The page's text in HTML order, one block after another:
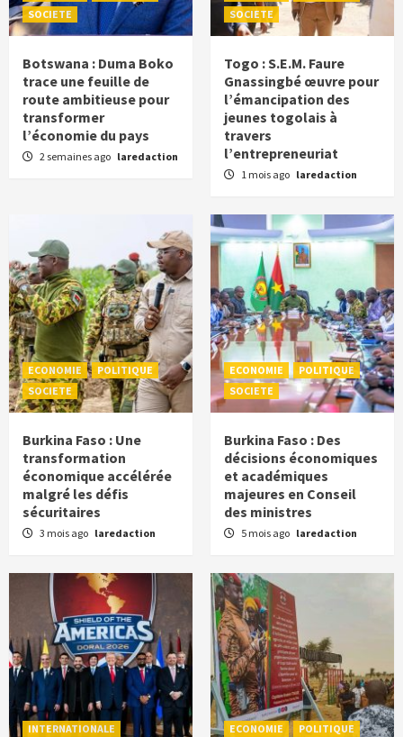
SOCIETE
Botswana : Duma Boko
trace une feuille de
route ambitieuse pour
transformer
l’économie du pays
2 semaines ago laredaction
SOCIETE
Togo : S.E.M. Faure
Gnassingbé œuvre pour
l’émancipation des
jeunes togolais à
travers
l’entrepreneuriat
1 mois ago laredaction
ECONOMIE
POLITIQUE
SOCIETE
Burkina Faso : Une
transformation
économique accélérée
malgré les défis
sécuritaires
3 mois ago laredaction
ECONOMIE
POLITIQUE
SOCIETE
Burkina Faso : Des
décisions économiques
et académiques
majeures en Conseil
des ministres
5 mois ago laredaction
INTERNATIONALE
ECONOMIE
POLITIQUE